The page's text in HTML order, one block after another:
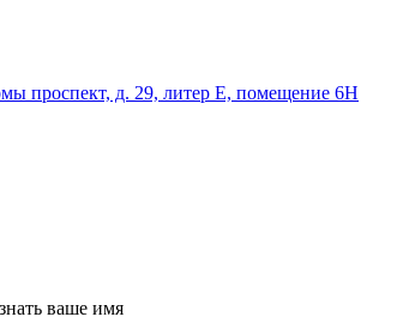
проспект, д. 29, литер Е, помещение 6Н
ваше имя